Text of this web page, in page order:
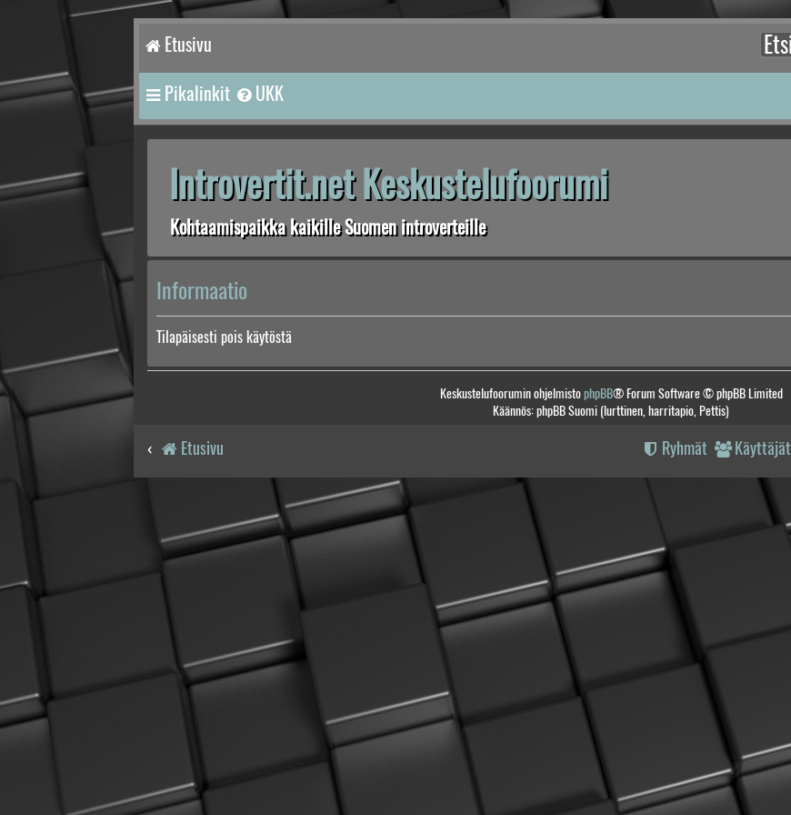
Etusivu
Pikalinkit UKK
Introvertit.net Keskustelufoorumi
Kohtaamispaikka kaikille Suomen introverteille
Informaatio
Tilapäisesti pois käytöstä
Keskustelufoorumin ohjelmistophpBB® Forum Software © phpBB Limited
Käännös: phpBB Suomi (lurttinen, harritapio, Pettis)
Etusivu Käyttäjät
Ryhmät